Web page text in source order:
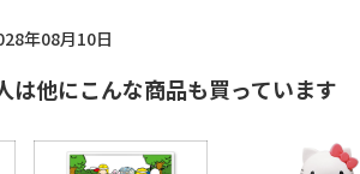
年08月10日
は他にこんな商品も買っています